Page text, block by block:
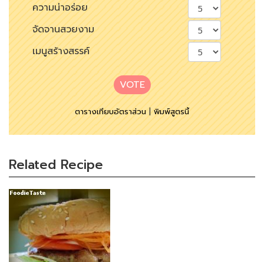
ความน่าอร่อย
จัดจานสวยงาม
เมนูสร้างสรรค์
VOTE
ตารางเทียบอัตราส่วน|พิมพ์สูตรนี้
Related Recipe